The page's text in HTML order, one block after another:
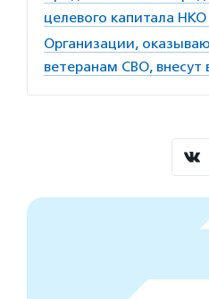
целевого капитала
Организации,
ветеранам СВО,